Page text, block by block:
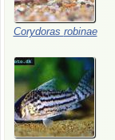
Corydoras robinae